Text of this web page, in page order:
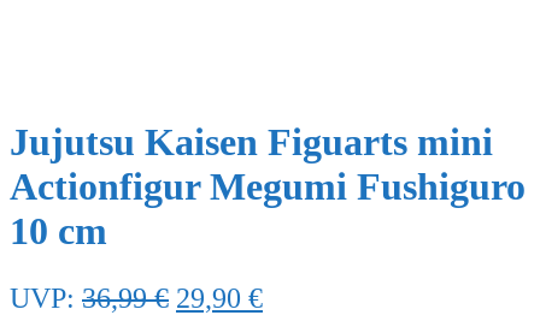
Jujutsu Kaisen Figuarts mini
Actionfigur Megumi Fushiguro
10 cm
UVP: 36,99€ Ursprünglicher
29,90 €Aktueller